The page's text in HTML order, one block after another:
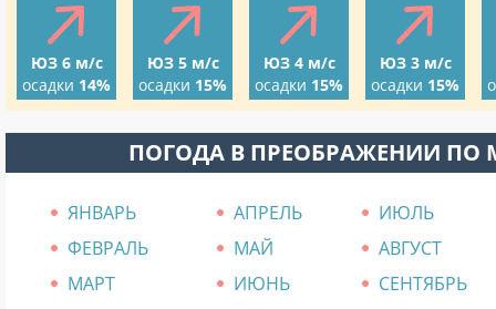
ЮЗ 6 м/с
осадки 14%
ЮЗ 5 м/с
осадки 15%
ЮЗ 4 м/с
осадки 15%
ЮЗ 3 м/с
осадки 15%
ПОГОДА В ПРЕОБРАЖЕНИИ ПО
ЯНВАРЬ АПРЕЛЬ
ИЮЛЬ
ФЕВРАЛЬ
МАЙ
АВГУСТ
МАРТ
ИЮНЬ СЕНТЯБРЬ